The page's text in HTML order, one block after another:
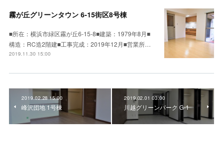
霧が丘グリーンタウン 6-15街区8号棟
■所在：横浜市緑区霧が丘6-15-8■建築：1979年8月■
構造：RC造2階建■工事完成：2019年12月■営業所…
2019.11.30 15:00
2019.02.28 15:00
峰沢団地 1号棟
2019.02.01 03:00
川越グリーンパーク G-1